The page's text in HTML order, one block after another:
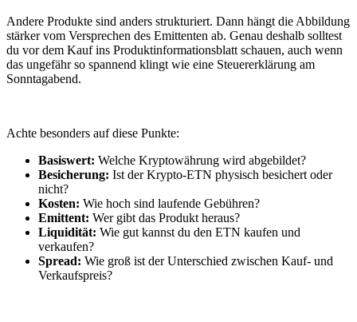
Andere Produkte sind anders strukturiert. Dann hängt die Abbildung
stärker vom Versprechen des Emittenten ab. Genau deshalb solltest
du vor dem Kauf ins Produktinformationsblatt schauen, auch wenn
das ungefähr so spannend klingt wie eine Steuererklärung am
Sonntagabend.
Achte besonders auf diese Punkte:
Basiswert: Welche Kryptowährung wird abgebildet?
Besicherung: Ist der Krypto-ETN physisch besichert oder
nicht?
Kosten: Wie hoch sind laufende Gebühren?
Emittent: Wer gibt das Produkt heraus?
Liquidität: Wie gut kannst du den ETN kaufen und
verkaufen?
Spread: Wie groß ist der Unterschied zwischen Kauf- und
Verkaufspreis?